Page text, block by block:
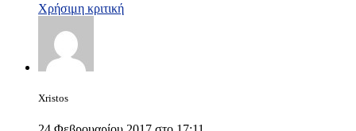
Χρήσιμη κριτική
Xristos